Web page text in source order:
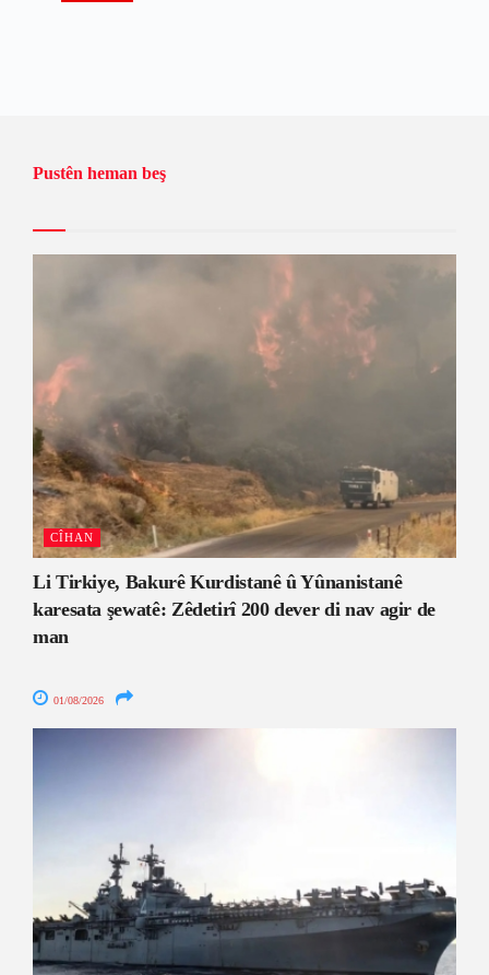
Pustên heman beş
CÎHAN
Li Tirkiye, Bakurê Kurdistanê û Yûnanistanê
karesata şewatê: Zêdetirî 200 dever di nav agir de
man
01/08/2026